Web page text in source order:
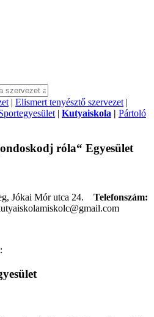
| Elismert tenyésztő szervezet |
| Kutyaiskola | Pártoló
róla“ Egyesület
Jókai Mór utca 24. Telefonszám: